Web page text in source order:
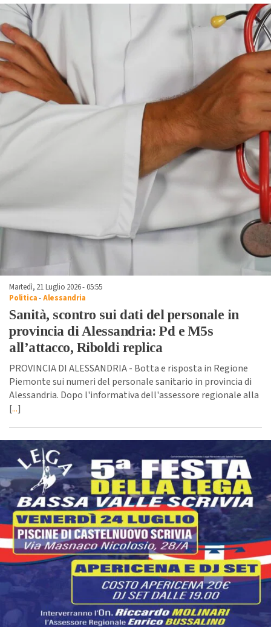
Martedì, 21 Luglio 2026 - 05:55
Politica-Alessandria
Sanità, scontro sui dati del personale in
provincia di Alessandria: Pd e M5s
all’attacco, Riboldi replica
PROVINCIA DI ALESSANDRIA - Botta e risposta in Regione
Piemonte sui numeri del personale sanitario in provincia di
Alessandria. Dopo l'informativa dell'assessore regionale alla
[...]